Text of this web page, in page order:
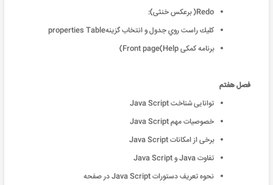
Redo( برعكس خنثى):
کليك راست روي جدول و انتخاب گزينهproperties Table
برنامه کمکی Front page(Help)
فصل هفتم
توانایی شناخت Java Script
خصوصيات مهم Java Script
برخی از امکانات Java Script
تفاوت Java و Java Script
نحوه تعريف دستورات Java Script در صفحه